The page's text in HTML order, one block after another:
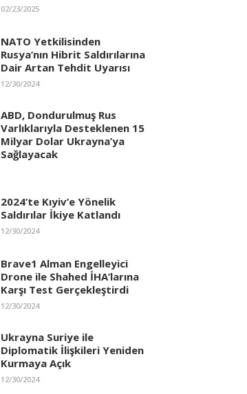
02/23/2025
NATO Yetkilisinden
Rusya’nın Hibrit Saldırılarına
Dair Artan Tehdit Uyarısı
12/30/2024
ABD, Dondurulmuş Rus
Varlıklarıyla Desteklenen 15
Milyar Dolar Ukrayna’ya
Sağlayacak
2024’te Kıyiv’e Yönelik
Saldırılar İkiye Katlandı
12/30/2024
Brave1 Alman Engelleyici
Drone ile Shahed İHA’larına
Karşı Test Gerçekleştirdi
12/30/2024
Ukrayna Suriye ile
Diplomatik İlişkileri Yeniden
Kurmaya Açık
12/30/2024